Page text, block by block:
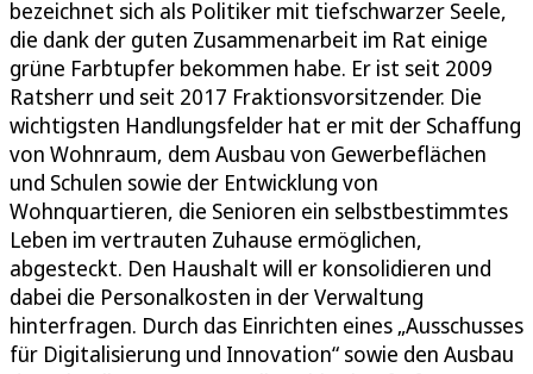
bezeichnet sich als Politiker mit tiefschwarzer Seele,
die dank der guten Zusammenarbeit im Rat einige
grüne Farbtupfer bekommen habe. Er ist seit 2009
Ratsherr und seit 2017 Fraktionsvorsitzender. Die
wichtigsten Handlungsfelder hat er mit der Schaffung
von Wohnraum, dem Ausbau von Gewerbeflächen
und Schulen sowie der Entwicklung von
Wohnquartieren, die Senioren ein selbstbestimmtes
Leben im vertrauten Zuhause ermöglichen,
abgesteckt. Den Haushalt will er konsolidieren und
dabei die Personalkosten in der Verwaltung
hinterfragen. Durch das Einrichten eines „Ausschusses
für Digitalisierung und Innovation“ sowie den Ausbau